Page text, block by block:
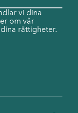
vi dina
om vår
rättigheter.